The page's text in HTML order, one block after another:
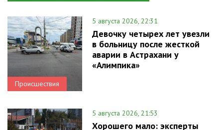
Происшествия
5 августа 2026, 22:31
Девочку четырех лет увезли
в больницу после жесткой
аварии в Астрахани у
«Алимпика»
5 августа 2026, 21:53
Хорошего мало: эксперты